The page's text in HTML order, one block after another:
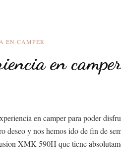
EN CAMPER
en
en camper para poder
deseo y nos hemos ido de fin de
XMK 590H que tiene